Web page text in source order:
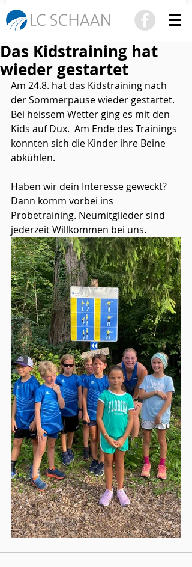
Das Kidstraining hat
wieder gestartet
Am 24.8. hat das Kidstraining nach
der Sommerpause wieder gestartet.
Bei heissem Wetter ging es mit den
Kids auf Dux.  Am Ende des Trainings
konnten sich die Kinder ihre Beine
abkühlen.
Haben wir dein Interesse geweckt?
Dann komm vorbei ins
Probetraining. Neumitglieder sind
jederzeit Willkommen bei uns.